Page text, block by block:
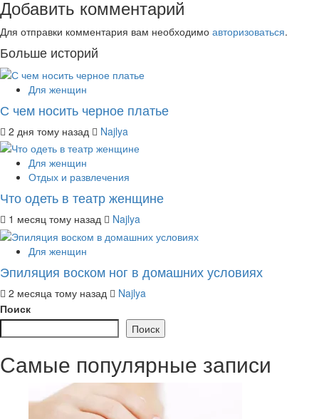
Добавить комментарий
Для отправки комментария вам необходимо авторизоваться.
Больше историй
Для женщин
С чем носить черное платье
2 дня тому назад Najlya
Для женщин
Отдых и развлечения
Что одеть в театр женщине
1 месяц тому назад Najlya
Для женщин
Эпиляция воском ног в домашних условиях
2 месяца тому назад
Najlya
Поиск
Поиск
Самые популярные записи